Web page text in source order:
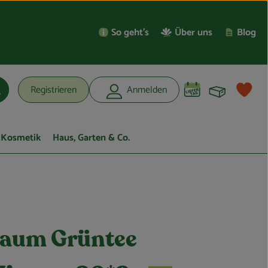
So geht’s Über uns Blog
Registrieren Anmelden
Kosmetik Haus, Garten & Co.
Grüntee